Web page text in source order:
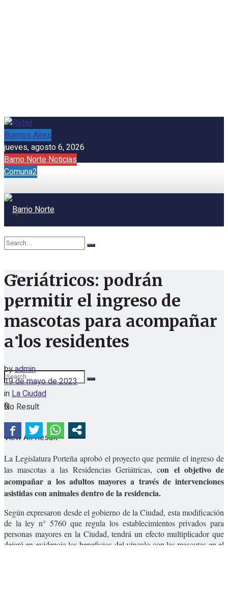
Buenos Aires
jueves, agosto 6, 2026
Barrio Norte Noticias
Comuna2
No Result
View All Result
No Result
View All Result
Geriátricos: podrán
permitir el ingreso de
mascotas para acompañar
a los residentes
byadmin
19 de mayo de 2023
inLa Ciudad
0
La Legislatura Porteña aprobó el proyecto que permite el ingreso de
las mascotas a las Residencias Geriátricas, con el objetivo de
acompañar a los adultos mayores a través de intervenciones
asistidas con animales dentro de la residencia.
Según expresaron desde el gobierno de la Ciudad, esta modificación
de la ley n° 5760 que regula los establecimientos privados para
personas mayores en la Ciudad, tendrá un efecto multiplicador que
dejará en evidencia los beneficios del vínculo con las mascotas en el